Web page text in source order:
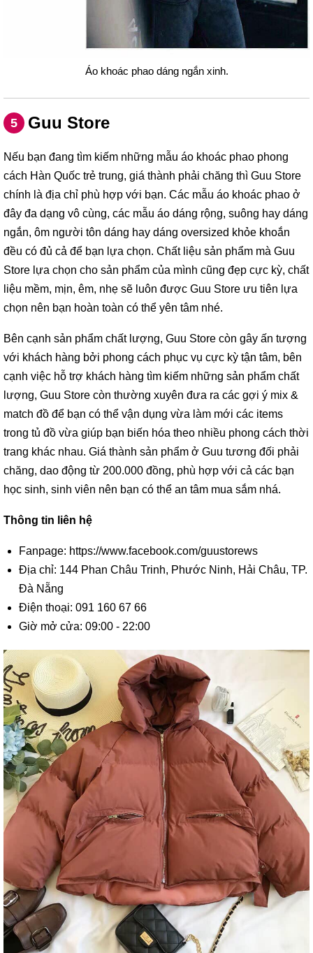
Áo khoác phao dáng ngắn xinh.
5 Guu Store
Nếu bạn đang tìm kiếm những mẫu áo khoác phao phong
cách Hàn Quốc trẻ trung, giá thành phải chăng thì Guu Store
chính là địa chỉ phù hợp với bạn. Các mẫu áo khoác phao ở
đây đa dạng vô cùng, các mẫu áo dáng rộng, suông hay dáng
ngắn, ôm người tôn dáng hay dáng oversized khỏe khoắn
đều có đủ cả để bạn lựa chọn. Chất liệu sản phẩm mà Guu
Store lựa chọn cho sản phẩm của mình cũng đẹp cực kỳ, chất
liệu mềm, mịn, êm, nhẹ sẽ luôn được Guu Store ưu tiên lựa
chọn nên bạn hoàn toàn có thể yên tâm nhé.
Bên cạnh sản phẩm chất lượng, Guu Store còn gây ấn tượng
với khách hàng bởi phong cách phục vụ cực kỳ tận tâm, bên
cạnh việc hỗ trợ khách hàng tìm kiếm những sản phẩm chất
lượng, Guu Store còn thường xuyên đưa ra các gợi ý mix &
match đồ để bạn có thể vận dụng vừa làm mới các items
trong tủ đồ vừa giúp bạn biến hóa theo nhiều phong cách thời
trang khác nhau. Giá thành sản phẩm ở Guu tương đối phải
chăng, dao động từ 200.000 đồng, phù hợp với cả các bạn
học sinh, sinh viên nên bạn có thể an tâm mua sắm nhá.
Thông tin liên hệ
Fanpage: https://www.facebook.com/guustorews
Địa chỉ: 144 Phan Châu Trinh, Phước Ninh, Hải Châu, TP.
Đà Nẵng
Điện thoại: 091 160 67 66
Giờ mở cửa: 09:00 - 22:00